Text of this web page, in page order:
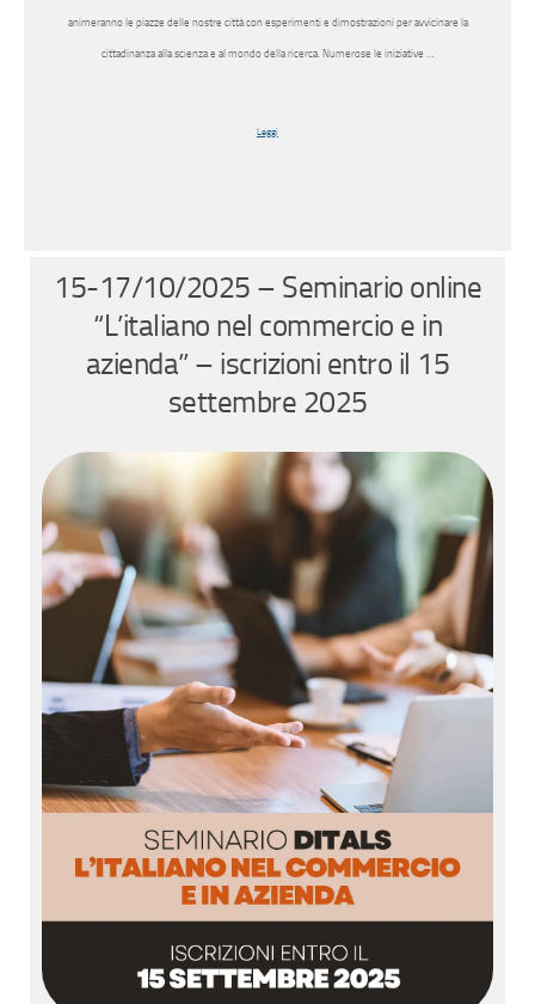
animeranno le piazze delle nostre città con esperimenti e dimostrazioni per avvicinare la
cittadinanza alla scienza e al mondo della ricerca. Numerose le iniziative …
Leggi
15-17/10/2025 – Seminario online
“L’italiano nel commercio e in
azienda” – iscrizioni entro il 15
settembre 2025